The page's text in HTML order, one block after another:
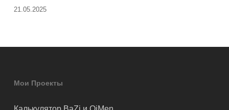
21.05.2025
Мои Проекты